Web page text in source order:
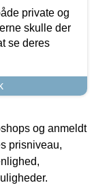
private og
skulle der
se deres
og anmeldt
prisniveau,